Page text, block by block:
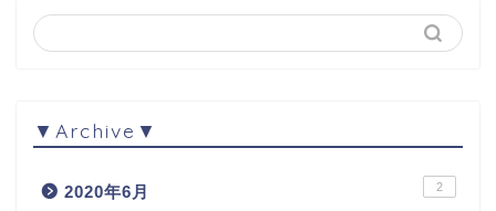
▼Archive▼
2020年6月 2